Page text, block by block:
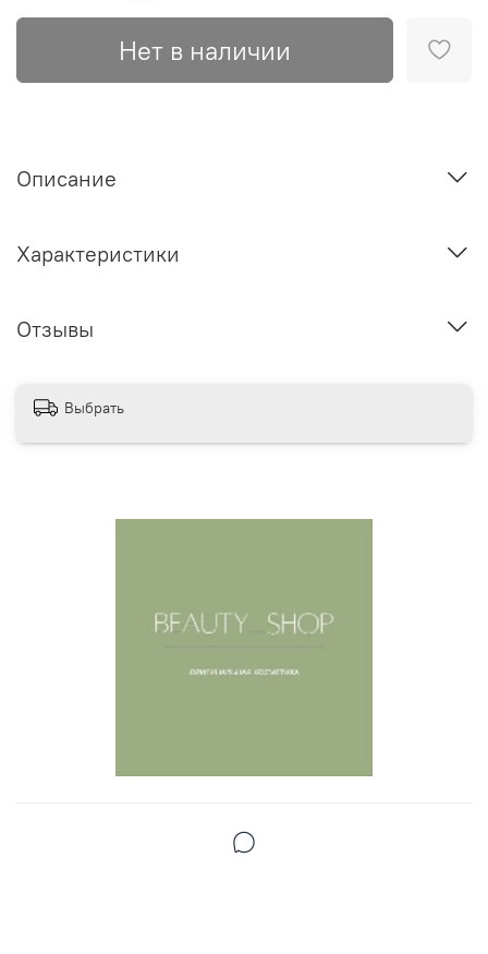
Нет в наличии
Описание
Характеристики
Отзывы
Выбрать